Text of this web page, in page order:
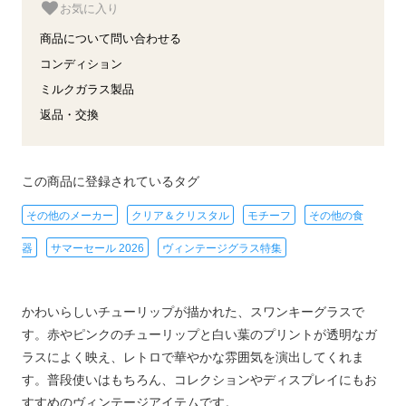
お気に入り
商品について問い合わせる
コンディション
ミルクガラス製品
返品・交換
この商品に登録されているタグ
その他のメーカー クリア＆クリスタル モチーフ その他の食
器 サマーセール 2026 ヴィンテージグラス特集
かわいらしいチューリップが描かれた、スワンキーグラスで
す。赤やピンクのチューリップと白い葉のプリントが透明なガ
ラスによく映え、レトロで華やかな雰囲気を演出してくれま
す。普段使いはもちろん、コレクションやディスプレイにもお
すすめのヴィンテージアイテムです。